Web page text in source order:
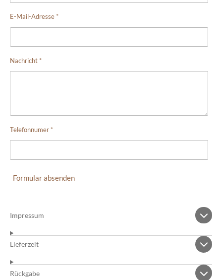
E-Mail-Adresse *
Nachricht *
Telefonnumer *
Formular absenden
Impressum
Lieferzeit
Rückgabe